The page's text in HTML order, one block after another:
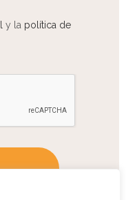
y la política de